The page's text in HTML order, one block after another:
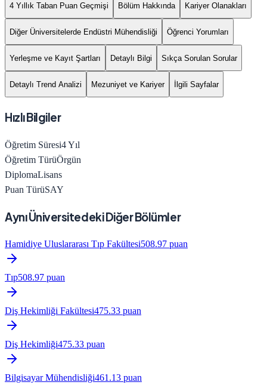
4 Yıllık Taban Puan Geçmişi Bölüm Hakkında Kariyer Olanakları
Diğer Üniversitelerde Endüstri Mühendisliği Öğrenci Yorumları
Yerleşme ve Kayıt Şartları Detaylı Bilgi Sıkça Sorulan Sorular
Detaylı Trend Analizi Mezuniyet ve Kariyer İlgili Sayfalar
Hızlı Bilgiler
Öğretim Süresi4Yıl
Öğretim TürüÖrgün
DiplomaLisans
Puan TürüSAY
Aynı Üniversitedeki Diğer Bölümler
Hamidiye Uluslararası Tıp Fakültesi508.97 puan
Tıp508.97 puan
Diş Hekimliği Fakültesi475.33 puan
Diş Hekimliği475.33 puan
Bilgisayar Mühendisliği461.13 puan